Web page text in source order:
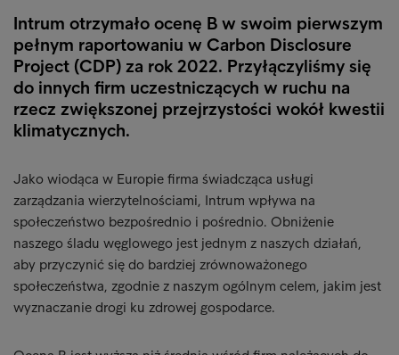
Intrum otrzymało ocenę B w swoim pierwszym
pełnym raportowaniu w Carbon Disclosure
Project (CDP) za rok 2022. Przyłączyliśmy się
do innych firm uczestniczących w ruchu na
rzecz zwiększonej przejrzystości wokół kwestii
klimatycznych.
Jako wiodąca w Europie firma świadcząca usługi
zarządzania wierzytelnościami, Intrum wpływa na
społeczeństwo bezpośrednio i pośrednio. Obniżenie
naszego śladu węglowego jest jednym z naszych działań,
aby przyczynić się do bardziej zrównoważonego
społeczeństwa, zgodnie z naszym ogólnym celem, jakim jest
wyznaczanie drogi ku zdrowej gospodarce.